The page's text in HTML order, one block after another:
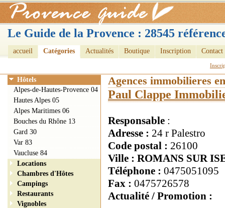
Le Guide de la Provence : 28545
accueil Catégories Actualités Boutique Inscription Contact
Agences immobilieres
Paul Clappe
Responsable :
Adresse : 24 r Palestro
Code postal : 26100
Ville : ROMANS SUR
Téléphone : 0475051095
Fax : 0475726578
Actualité / Promotion :
Hôtels
Alpes-de-Hautes-Provence 04
Hautes Alpes 05
Alpes Maritimes 06
Bouches du Rhône 13
Gard 30
Var 83
Vaucluse 84
Locations
Chambres d'Hôtes
Campings
Restaurants
Vignobles